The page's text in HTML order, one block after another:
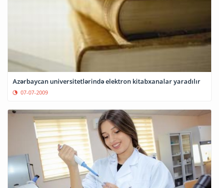
Azərbaycan universitetlərində elektron kitabxanalar yaradılır
07-07-2009